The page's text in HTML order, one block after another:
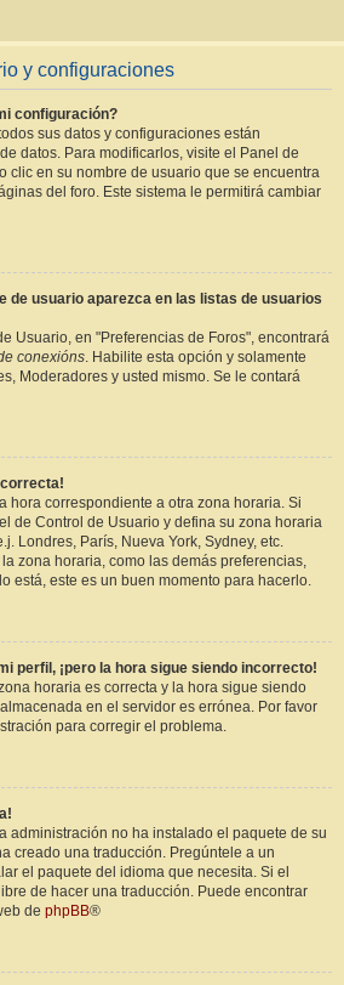
y configuraciones
configuración?
sus datos y configuraciones están
datos. Para modificarlos, visite el Panel de
clic en su nombre de usuario que se encuentra
del foro. Este sistema le permitirá cambiar
de usuario aparezca en las listas de usuarios
Usuario, en "Preferencias de Foros", encontrará
conexións. Habilite esta opción y solamente
Moderadores y usted mismo. Se le contará
correcta!
hora correspondiente a otra zona horaria. Si
de Control de Usuario y defina su zona horaria
Londres, París, Nueva York, Sydney, etc.
zona horaria, como las demás preferencias,
está, este es un buen momento para hacerlo.
perfil, ¡pero la hora sigue siendo incorrecto!
horaria es correcta y la hora sigue siendo
en el servidor es errónea. Por favor
para corregir el problema.
administración no ha instalado el paquete de su
creado una traducción. Pregúntele a un
el paquete del idioma que necesita. Si el
de hacer una traducción. Puede encontrar
de phpBB®